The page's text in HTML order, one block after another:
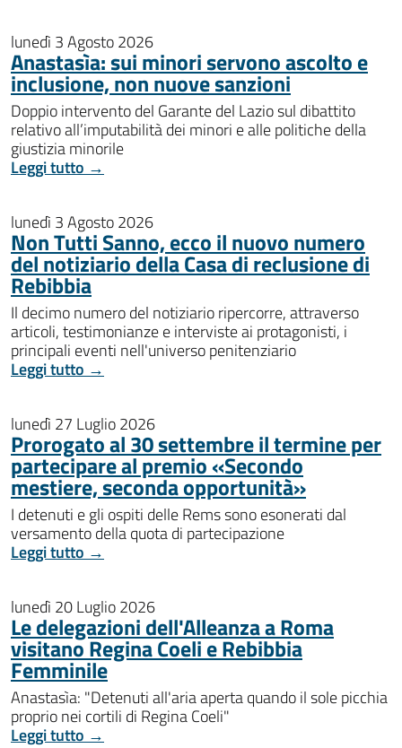
lunedì 3 Agosto 2026
Anastasìa: sui minori servono ascolto e
inclusione, non nuove sanzioni
Doppio intervento del Garante del Lazio sul dibattito
relativo all’imputabilità dei minori e alle politiche della
giustizia minorile
Leggi tutto →
lunedì 3 Agosto 2026
Non Tutti Sanno, ecco il nuovo numero
del notiziario della Casa di reclusione di
Rebibbia
Il decimo numero del notiziario ripercorre, attraverso
articoli, testimonianze e interviste ai protagonisti, i
principali eventi nell'universo penitenziario
Leggi tutto →
lunedì 27 Luglio 2026
Prorogato al 30 settembre il termine per
partecipare al premio «Secondo
mestiere, seconda opportunità»
I detenuti e gli ospiti delle Rems sono esonerati dal
versamento della quota di partecipazione
Leggi tutto →
lunedì 20 Luglio 2026
Le delegazioni dell'Alleanza a Roma
visitano Regina Coeli e Rebibbia
Femminile
Anastasìa: "Detenuti all'aria aperta quando il sole picchia
proprio nei cortili di Regina Coeli"
Leggi tutto →